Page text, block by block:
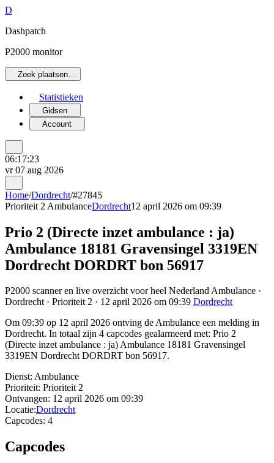
D
Dashpatch
P2000 monitor
Zoek plaatsen…
Statistieken
Gidsen
Account
06:17:23
vr 07 aug 2026
Home/Dordrecht/#27845
Prioriteit 2 AmbulanceDordrecht12 april 2026 om 09:39
Prio 2 (Directe inzet ambulance : ja)
Ambulance 18181 Gravensingel 3319EN
Dordrecht DORDRT bon 56917
P2000 scanner en live overzicht voor heel Nederland Ambulance ·
Dordrecht · Prioriteit 2 · 12 april 2026 om 09:39 Dordrecht
Om 09:39 op 12 april 2026 ontving de Ambulance een melding in
Dordrecht. In totaal zijn 4 capcodes gealarmeerd met: Prio 2
(Directe inzet ambulance : ja) Ambulance 18181 Gravensingel
3319EN Dordrecht DORDRT bon 56917.
Dienst: Ambulance
Prioriteit: Prioriteit 2
Ontvangen: 12 april 2026 om 09:39
Locatie:Dordrecht
Capcodes: 4
Capcodes